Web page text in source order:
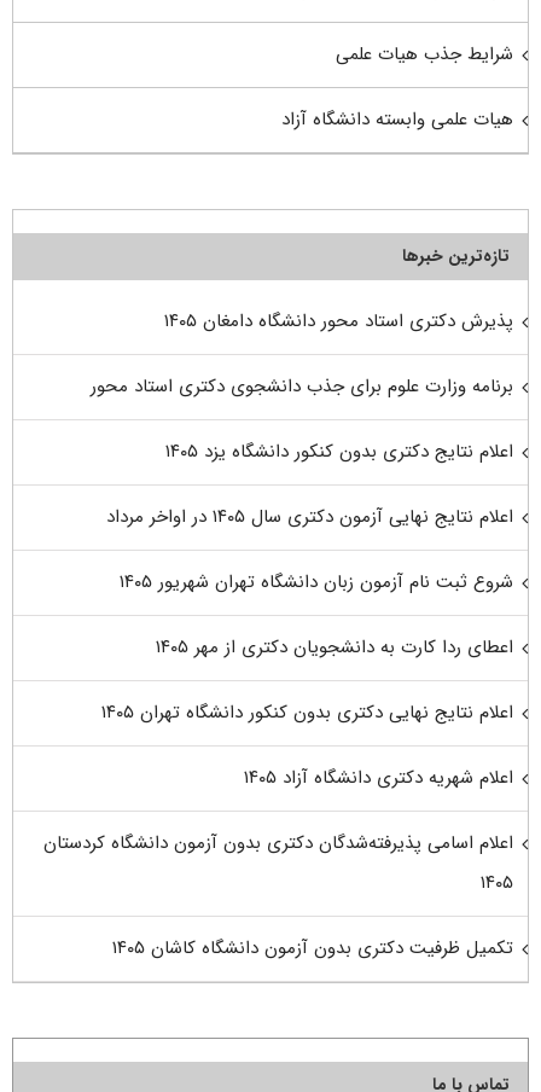
شرایط جذب هیات علمی
هیات علمی وابسته دانشگاه آزاد
تازه‌ترین خبرها
پذیرش دکتری استاد محور دانشگاه دامغان ۱۴۰۵
برنامه وزارت علوم برای جذب دانشجوی دکتری استاد محور
اعلام نتایج دکتری بدون کنکور دانشگاه یزد ۱۴۰۵
اعلام نتایج نهایی آزمون دکتری سال ۱۴۰۵ در اواخر مرداد
شروع ثبت نام آزمون زبان دانشگاه تهران شهریور ۱۴۰۵
اعطای ردا کارت به دانشجویان دکتری از مهر ۱۴۰۵
اعلام نتایج نهایی دکتری بدون کنکور دانشگاه تهران ۱۴۰۵
اعلام شهریه دکتری دانشگاه آزاد ۱۴۰۵
اعلام اسامی پذیرفته‌شدگان دکتری بدون آزمون دانشگاه کردستان
۱۴۰۵
تکمیل ظرفیت دکتری بدون آزمون دانشگاه کاشان ۱۴۰۵
تماس با ما